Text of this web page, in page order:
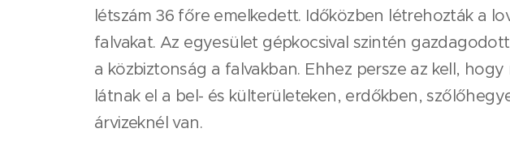
létszám 36 főre emelkedett. Időközben létrehozták a
falvakat. Az egyesület gépkocsival szintén
a közbiztonság a falvakban. Ehhez persze az kell,
látnak el a bel- és külterületeken, erdőkben,
árvizeknél van.